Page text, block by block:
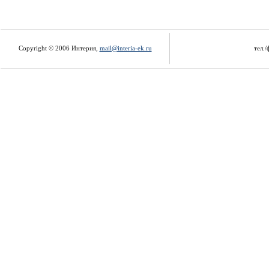
Copyright © 2006 Интерия, mail@interia-ek.ru